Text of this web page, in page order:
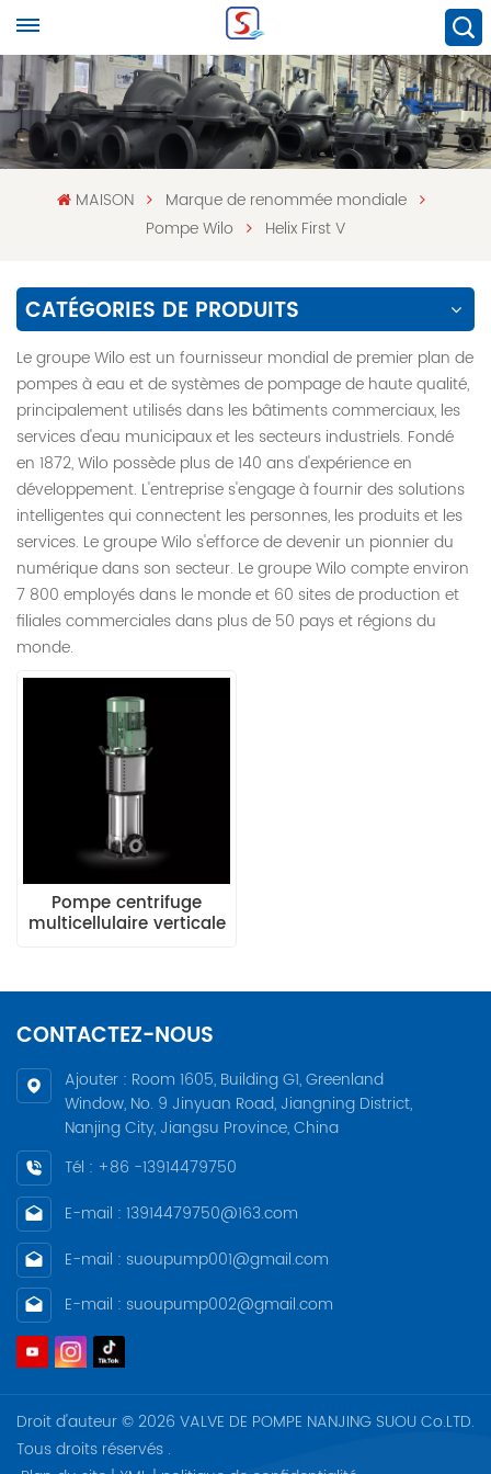
MAISON
Marque de renommée mondiale
Pompe Wilo
Helix First V
CATÉGORIES DE PRODUITS
Le groupe Wilo est un fournisseur mondial de premier plan de
pompes à eau et de systèmes de pompage de haute qualité,
principalement utilisés dans les bâtiments commerciaux, les
services d'eau municipaux et les secteurs industriels. Fondé
en 1872, Wilo possède plus de 140 ans d'expérience en
développement. L'entreprise s'engage à fournir des solutions
intelligentes qui connectent les personnes, les produits et les
services. Le groupe Wilo s'efforce de devenir un pionnier du
numérique dans son secteur. Le groupe Wilo compte environ
7 800 employés dans le monde et 60 sites de production et
filiales commerciales dans plus de 50 pays et régions du
monde.
Pompe centrifuge
multicellulaire verticale
CONTACTEZ-NOUS
Ajouter : Room 1605, Building G1, Greenland
Window, No. 9 Jinyuan Road, Jiangning District,
Nanjing City, Jiangsu Province, China
Tél : +86 -13914479750
E-mail : 13914479750@163.com
E-mail : suoupump001@gmail.com
E-mail : suoupump002@gmail.com
Droit d'auteur © 2026 VALVE DE POMPE NANJING SUOU Co.LTD.
Tous droits réservés .